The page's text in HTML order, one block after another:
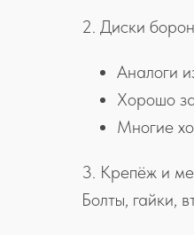
2. Диски
Аналоги
Хорошо
Многие
3. Крепёж и
Болты, гайки,